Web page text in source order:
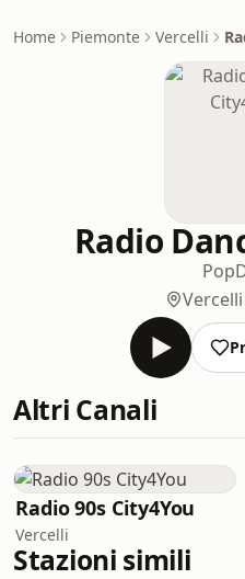
Home Piemonte Vercelli
Radio
Pop
Vercelli
Altri Canali
Radio 90s City4You
Vercelli
Stazioni simili